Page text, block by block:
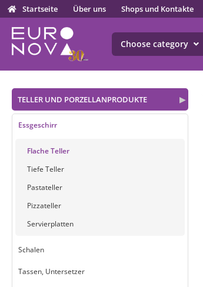
Startseite Über uns Shops und Kontakte
Choose category
▶
TELLER UND PORZELLANPRODUKTE
Essgeschirr
Flache Teller
Tiefe Teller
Pastateller
Pizzateller
Servierplatten
Schalen
Tassen, Untersetzer